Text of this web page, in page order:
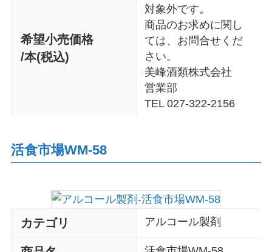
希望小売価格
/本(税込)
対象外です。
商品のお求めに関し
ては、お問合せくだ
さい。
美峰酒類株式会社
営業部
TEL 027-322-2156
活食市場WM-58
カテゴリ アルコール製剤